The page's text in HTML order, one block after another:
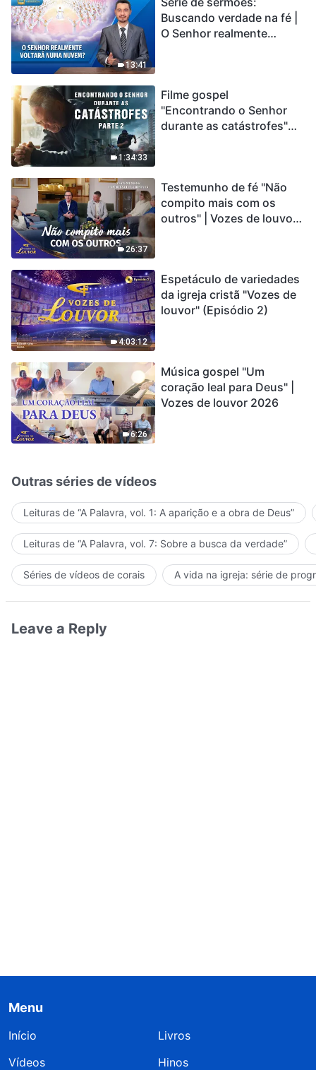
13:41
Buscando verdade na fé |
O Senhor realmente
1:34:33
Filme gospel
"Encontrando o Senhor
durante as catástrofes"
catástrofes ccontecem, a
humanidade está
entrando em contagem
26:37
Testemunho de fé "Não
compito mais com os
outros" | Vozes de louvor
4:03:12
Espetáculo de variedades
da igreja cristã "Vozes de
louvor" (Episódio 2)
6:26
Música gospel "Um
coração leal para Deus" |
Vozes de louvor 2026
Outras séries de vídeos
Leituras de “A Palavra, vol. 1: A aparição e a obra de Deus”
Leituras de “A Palavra, vol. 7: Sobre a busca da verdade”
Séries de vídeos de corais A vida na igreja: série de
Leave a Reply
Menu
Início
Livros
Vídeos
Hinos